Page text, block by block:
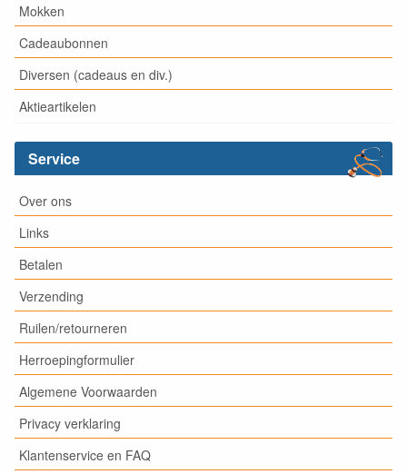
Mokken
Cadeaubonnen
Diversen (cadeaus en div.)
Aktieartikelen
Service
Over ons
Links
Betalen
Verzending
Ruilen/retourneren
Herroepingformulier
Algemene Voorwaarden
Privacy verklaring
Klantenservice en FAQ